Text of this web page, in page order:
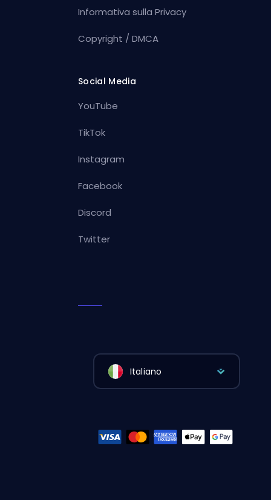
Informativa sulla Privacy
Copyright / DMCA
Social Media
YouTube
TikTok
Instagram
Facebook
Discord
Twitter
Italiano